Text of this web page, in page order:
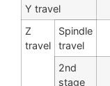
Y travel
Z
travel
Spindle
travel
2nd
stage